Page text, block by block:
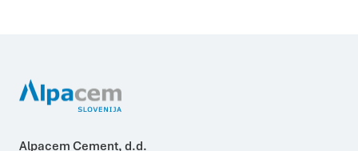
Alpacem Cement, d.d.